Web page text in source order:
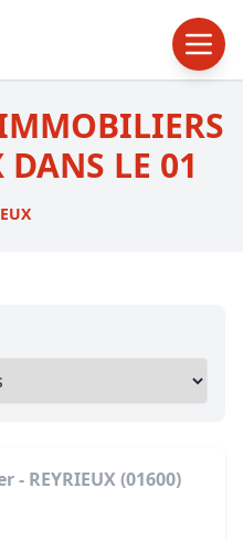
DANS LE 01
REYRIEUX (01600)